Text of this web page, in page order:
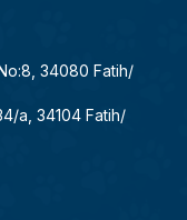
34080 Fatih/
a, 34104 Fatih/